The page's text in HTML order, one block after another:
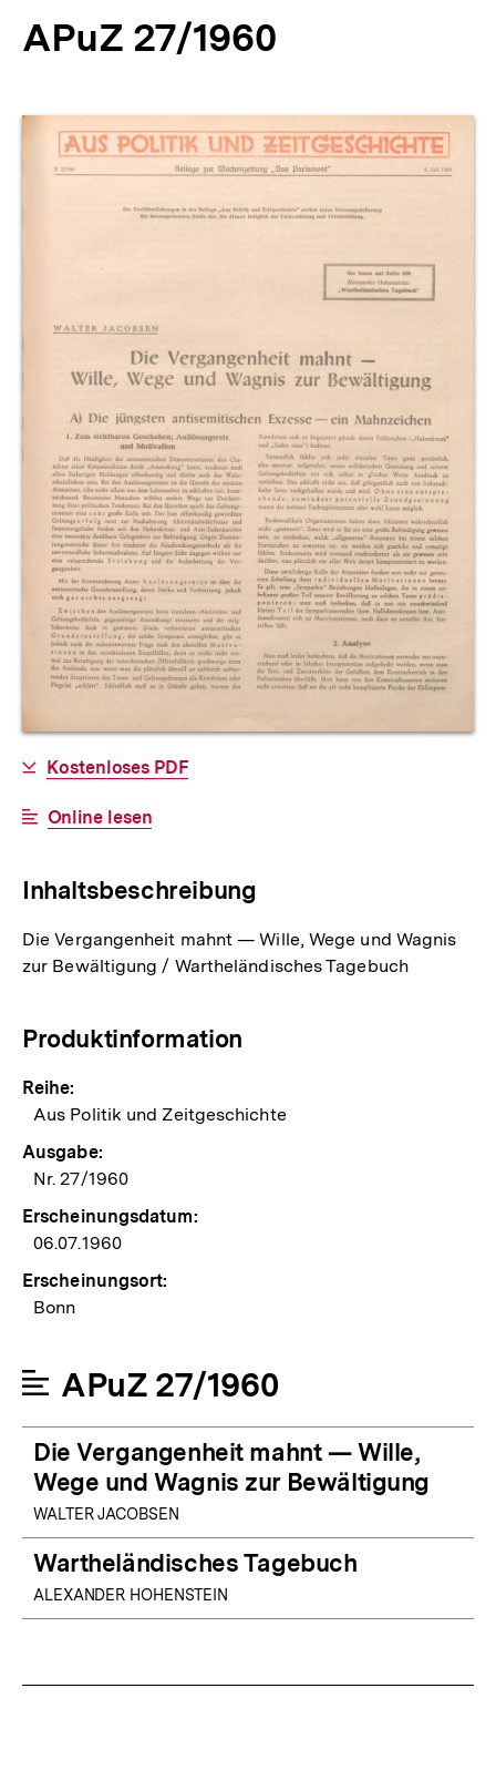
APuZ 27/1960
Produktvorschau
Allgemeine
Informationen
Download-
Kostenloses PDF
Interner
Online lesen
Inhaltsbeschreibung
Die Vergangenheit mahnt — Wille, Wege und Wagnis
zur Bewältigung / Wartheländisches Tagebuch
Produktinformation
Reihe:
Aus Politik und Zeitgeschichte
Ausgabe:
Nr. 27/1960
Erscheinungsdatum:
06.07.1960
Erscheinungsort:
Bonn
APuZ 27/1960
Die Vergangenheit mahnt — Wille,
Wege und Wagnis zur Bewältigung
WALTER JACOBSEN
Wartheländisches Tagebuch
ALEXANDER HOHENSTEIN